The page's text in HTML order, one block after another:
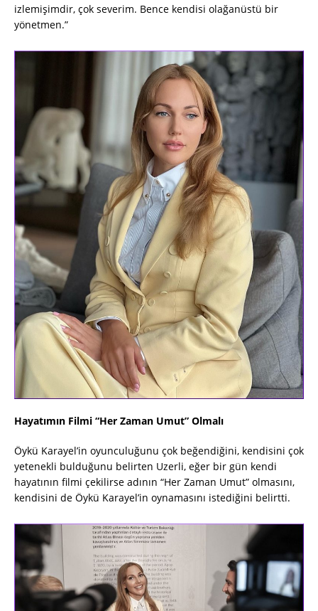
izlemişimdir, çok severim. Bence kendisi olağanüstü bir
yönetmen.”
Hayatımın Filmi “Her Zaman Umut” Olmalı
Öykü Karayel’in oyunculuğunu çok beğendiğini, kendisini çok
yetenekli bulduğunu belirten Uzerli, eğer bir gün kendi
hayatının filmi çekilirse adının “Her Zaman Umut” olmasını,
kendisini de Öykü Karayel’in oynamasını istediğini belirtti.